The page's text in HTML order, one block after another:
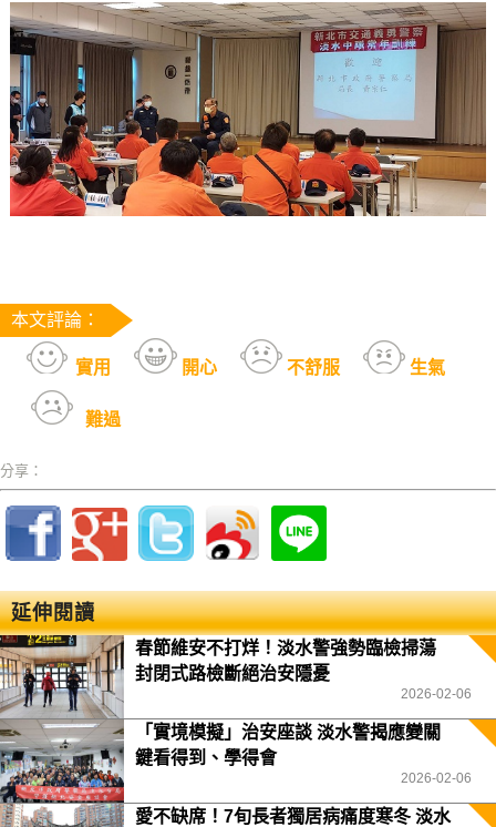
本文評論：
實用 開心 不舒服 生氣
難過
分享：
延伸閱讀
春節維安不打烊！淡水警強勢臨檢掃蕩
封閉式路檢斷絕治安隱憂
2026-02-06
「實境模擬」治安座談 淡水警揭應變關
鍵看得到、學得會
2026-02-06
愛不缺席！7旬長者獨居病痛度寒冬 淡水